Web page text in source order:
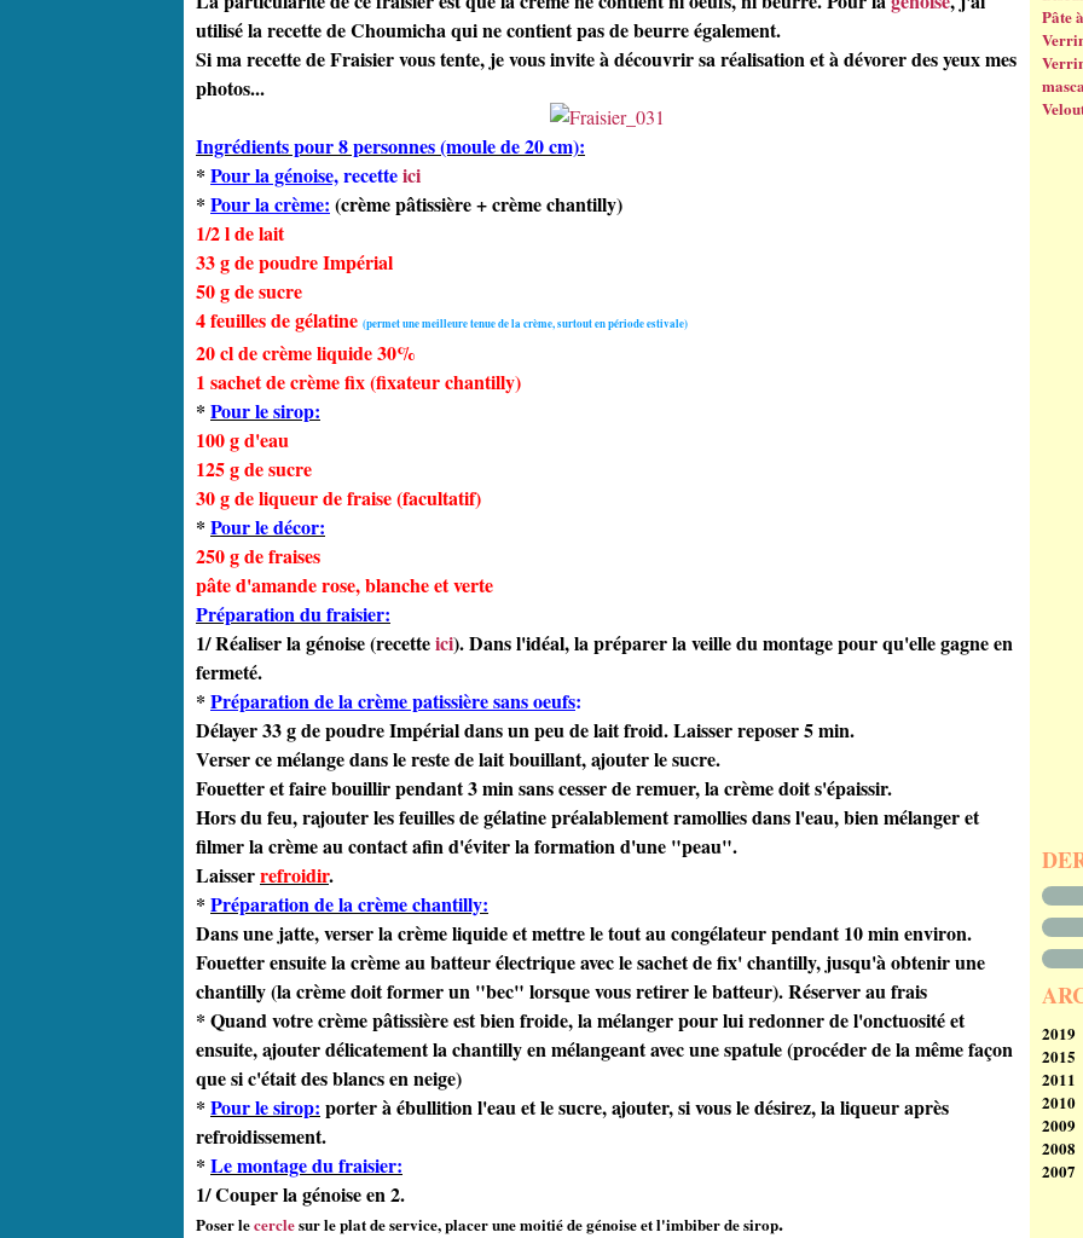
utilisé la recette de Choumicha qui ne contient pas de beurre également.
Si ma recette de Fraisier vous tente, je vous invite à découvrir sa réalisation et à dévorer des yeux mes
photos...
Ingrédients pour 8 personnes (moule de 20 cm):
* Pour la génoise,recetteici
* Pour la crème: (crème pâtissière + crème chantilly)
1/2 l de lait
33 g de poudre Impérial
50 g de sucre
4 feuilles de gélatine (permet une meilleure tenue de la crème, surtout en période estivale)
20 cl de crème liquide 30%
1 sachet de crème fix (fixateur chantilly)
* Pour le sirop:
100 g d'eau
125 g de sucre
30 g de liqueur de fraise (facultatif)
* Pour le décor:
250 g de fraises
pâte d'amande rose, blanche et verte
Préparation du fraisier:
1/ Réaliser la génoise (recetteici). Dans l'idéal, la préparer la veille du montage pour qu'elle gagne en
fermeté.
* Préparation de la crème patissière sans oeufs:
Délayer 33 g de poudre Impérial dans un peu de lait froid. Laisser reposer 5 min.
Verser ce mélange dans le reste de lait bouillant, ajouter le sucre.
Fouetter et faire bouillir pendant 3 min sans cesser de remuer, la crème doit s'épaissir.
Hors du feu, rajouter les feuilles de gélatine préalablement ramollies dans l'eau, bien mélanger et
filmer la crème au contact afin d'éviter la formation d'une "peau".
Laisserrefroidir.
* Préparation de la crème chantilly:
Dans une jatte, verser la crème liquide et mettre le tout au congélateur pendant 10 min environ.
Fouetter ensuite la crème au batteur électrique avec le sachet de fix' chantilly, jusqu'à obtenir une
chantilly (la crème doit former un "bec" lorsque vous retirer le batteur). Réserver au frais
* Quand votre crème pâtissière est bien froide, la mélanger pour lui redonner de l'onctuosité et
ensuite, ajouter délicatement la chantilly en mélangeant avec une spatule (procéder de la même façon
que si c'était des blancs en neige)
* Pour le sirop: porter à ébullition l'eau et le sucre, ajouter, si vous le désirez, la liqueur après
refroidissement.
* Le montage du fraisier:
1/ Couper la génoise en 2.
Poser lecerclesur le plat de service, placer une moitié de génoise et l'imbiber de sirop.
Pâte
2019
2015
2011
2010
2009
2008
2007